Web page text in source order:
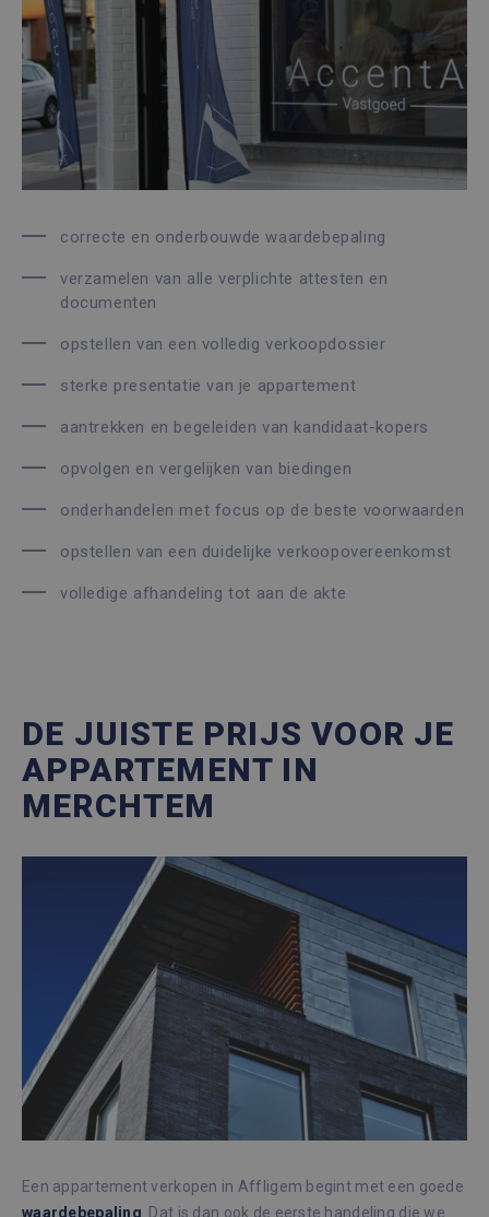
correcte en onderbouwde waardebepaling
verzamelen van alle verplichte attesten en
documenten
opstellen van een volledig verkoopdossier
sterke presentatie van je appartement
aantrekken en begeleiden van kandidaat-kopers
opvolgen en vergelijken van biedingen
onderhandelen met focus op de beste voorwaarden
opstellen van een duidelijke verkoopovereenkomst
volledige afhandeling tot aan de akte
DE JUISTE PRIJS VOOR JE
APPARTEMENT IN
MERCHTEM
Een appartement verkopen in Affligem begint met een goede
waardebepaling . Dat is dan ook de eerste handeling die we